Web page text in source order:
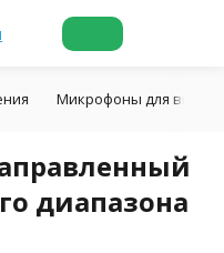
Микрофоны для
диапазона